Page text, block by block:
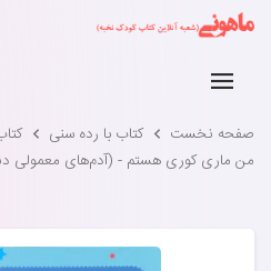
صفحه نخست کتاب با رده سنی
من ماری کوری هستم - (آدم‌های معمولی